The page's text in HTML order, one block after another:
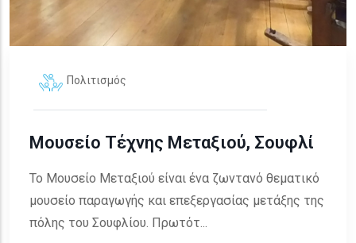
Πολιτισμός
Μουσείο Τέχνης Μεταξιού, Σουφλί
Το Μουσείο Μεταξιού είναι ένα ζωντανό θεματικό
μουσείο παραγωγής και επεξεργασίας μετάξης της
πόλης του Σουφλίου. Πρωτότ...